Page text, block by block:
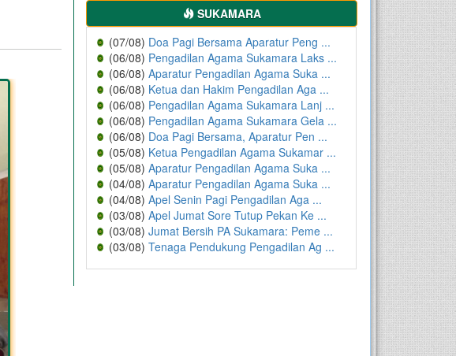
SUKAMARA
(07/08) Doa Pagi Bersama Aparatur Peng ...
(06/08) Pengadilan Agama Sukamara Laks ...
(06/08) Aparatur Pengadilan Agama Suka ...
(06/08) Ketua dan Hakim Pengadilan Aga ...
(06/08) Pengadilan Agama Sukamara Lanj ...
(06/08) Pengadilan Agama Sukamara Gela ...
(06/08) Doa Pagi Bersama, Aparatur Pen ...
(05/08) Ketua Pengadilan Agama Sukamar ...
(05/08) Aparatur Pengadilan Agama Suka ...
(04/08) Aparatur Pengadilan Agama Suka ...
(04/08) Apel Senin Pagi Pengadilan Aga ...
(03/08) Apel Jumat Sore Tutup Pekan Ke ...
(03/08) Jumat Bersih PA Sukamara: Peme ...
(03/08) Tenaga Pendukung Pengadilan Ag ...